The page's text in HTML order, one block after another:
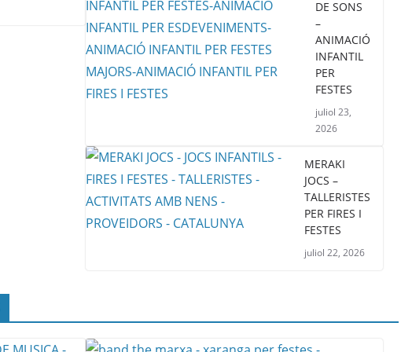
DE SONS
–
ANIMACIÓ
INFANTIL
PER
FESTES
juliol 23,
2026
MERAKI
JOCS –
TALLERISTES
PER FIRES I
FESTES
juliol 22, 2026